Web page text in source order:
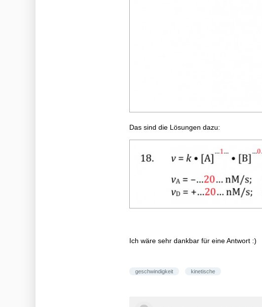
Das sind die Lösungen dazu:
Ich wäre sehr dankbar für eine Antwort :)
geschwindigkeit kinetische